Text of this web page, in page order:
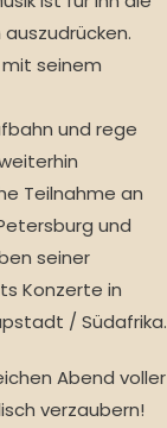
seinem
und rege
Teilnahme an
und
seiner
Konzerte in
/ Südafrika.
Abend voller
verzaubern!